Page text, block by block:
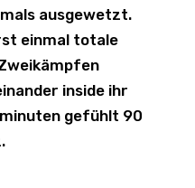
ausgewetzt.
einmal totale
inside ihr
gefühlt 90